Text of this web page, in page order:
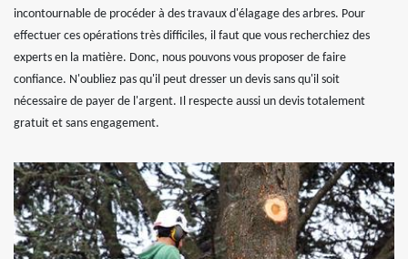
incontournable de procéder à des travaux d'élagage des arbres. Pour
effectuer ces opérations très difficiles, il faut que vous recherchiez des
experts en la matière. Donc, nous pouvons vous proposer de faire
confiance. N'oubliez pas qu'il peut dresser un devis sans qu'il soit
nécessaire de payer de l'argent. Il respecte aussi un devis totalement
gratuit et sans engagement.